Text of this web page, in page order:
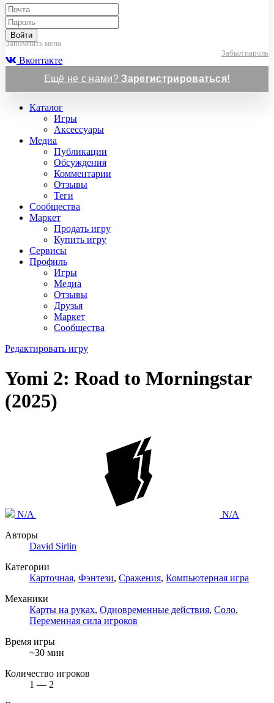
Войти
Запомнить меня
Забыл пароль
Вконтакте
Ещё не с нами?Зарегистрироваться!
Каталог
Игры
Аксессуары
Медиа
Публикации
Обсуждения
Комментарии
Отзывы
Теги
Сообщества
Маркет
Продать игру
Купить игру
Сервисы
Профиль
Игры
Медиа
Отзывы
Друзья
Маркет
Сообщества
Редактировать игру
Yomi 2: Road to Morningstar
(2025)
N/A
N/A
Авторы
David Sirlin
Категории
Карточная, Фэнтези, Сражения, Компьютерная игра
Механики
Карты на руках, Одновременные действия, Соло,
Переменная сила игроков
Время игры
~30 мин
Количество игроков
1 — 2